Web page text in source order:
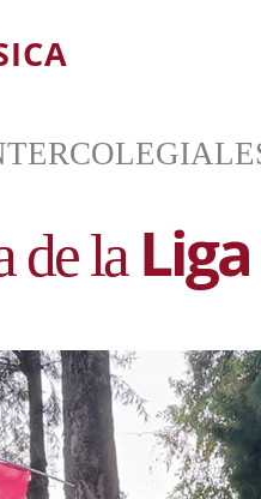
de la